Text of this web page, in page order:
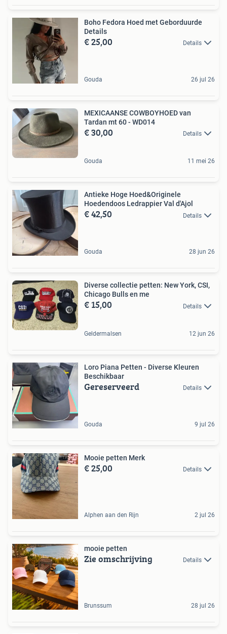
Boho Fedora Hoed met Geborduurde
Details
€ 25,00 Details
Gouda 26 jul 26
MEXICAANSE COWBOYHOED van
Tardan mt 60 - WD014
€ 30,00 Details
Gouda 11 mei 26
Antieke Hoge Hoed&Originele
Hoedendoos Ledrappier Val d'Ajol
€ 42,50 Details
Gouda 28 jun 26
Diverse collectie petten: New York, CSI,
Chicago Bulls en me
€ 15,00 Details
Geldermalsen 12 jun 26
Loro Piana Petten - Diverse Kleuren
Beschikbaar
Gereserveerd Details
Gouda 9 jul 26
Mooie petten Merk
€ 25,00 Details
Alphen aan den Rijn 2 jul 26
mooie petten
Zie omschrijving Details
Brunssum 28 jul 26